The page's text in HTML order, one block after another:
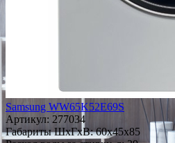
Samsung WW65K52E69S
Артикул: 277034
Габариты ШxГxВ: 60x45x85